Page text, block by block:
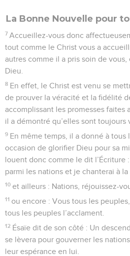
La Bonne Nouvelle pour
7 Accueillez-vous donc
tout comme le Christ vous a
autres comme il a pris soin de
Dieu.
8 En effet, le Christ est venu se
de prouver la véracité et la fidélité
accomplissant les promesses faites
il a démontré qu’elles sont toujours
9 En même temps, il a donné à tous
occasion de glorifier Dieu pour sa
louent donc comme le dit l’Écriture
parmi les nations et je chanterai à
10 et ailleurs : Nations, réjouissez-
11 ou encore : Vous tous les
tous les peuples l’acclament.
12 Ésaïe dit de son côté : Un
se lèvera pour gouverner les
leur espérance en lui.